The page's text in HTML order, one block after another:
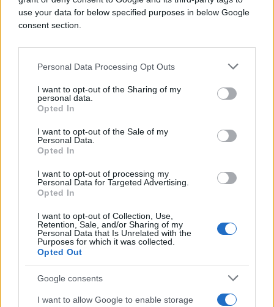
use your data for below specified purposes in below Google
consent section.
Personal Data Processing Opt Outs
I want to opt-out of the Sharing of my
personal data.
Opted In
I want to opt-out of the Sale of my
Personal Data.
Opted In
I want to opt-out of processing my
Personal Data for Targeted Advertising.
Opted In
I want to opt-out of Collection, Use,
Retention, Sale, and/or Sharing of my
Personal Data that Is Unrelated with the
Purposes for which it was collected.
Opted Out
Google consents
I want to allow Google to enable storage
AKTUELNO
15.01.17. 15:42
Ivanić-Vučić: Interes srpskog naroda je mir i
stabilnost
Saznaj više